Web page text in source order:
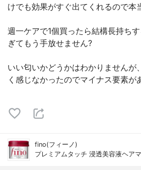
けでも効果がすぐ出てくれるので本
週一ケアで1個買ったら結構長持ち
ぎてもう手放せません?
いい匂いかどうかはわかりませんが
く感じなかったのでマイナス要素が
fino(フィーノ)
プレミアムタッチ 浸透美容液ヘア